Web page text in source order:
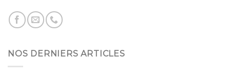
NOS DERNIERS ARTICLES